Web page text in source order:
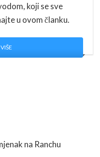
koji se sve
u ovom članku.
na Ranchu